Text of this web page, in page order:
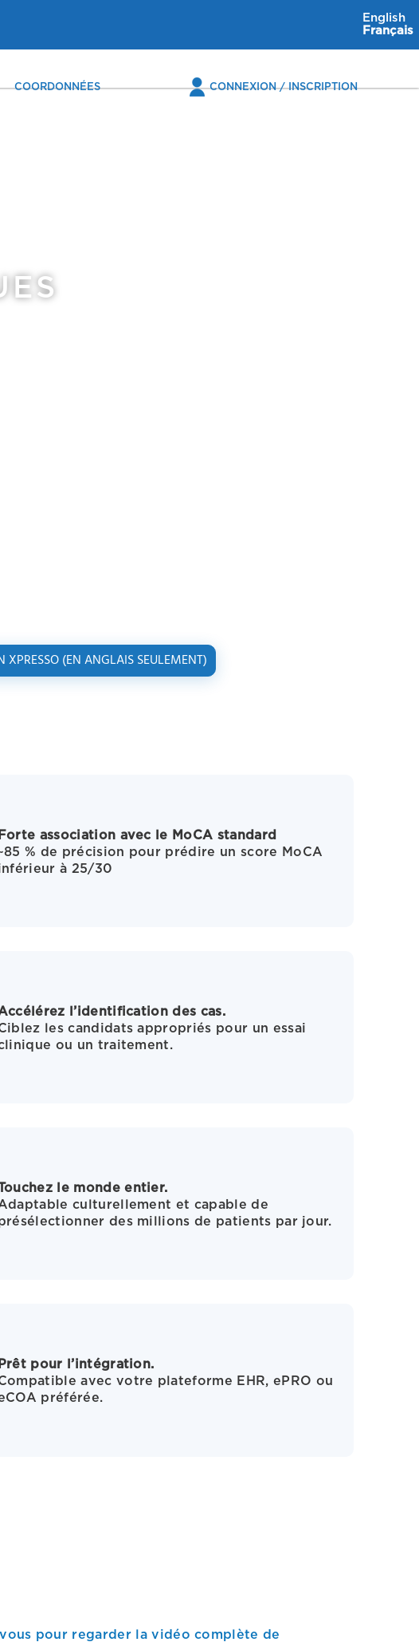
English
Français
COORDONNÉES CONNEXION / INSCRIPTION
XPRESSO (EN ANGLAIS SEULEMENT)
Forte association avec le MoCA standard
% de précision pour prédire un score MoCA
à 25/30
l’identification des cas.
les candidats appropriés pour un essai
ou un traitement.
le monde entier.
culturellement et capable de
des millions de patients par jour.
Prêt pour l’intégration.
avec votre plateforme EHR, ePRO ou
préférée.
pour regarder la vidéo complète de